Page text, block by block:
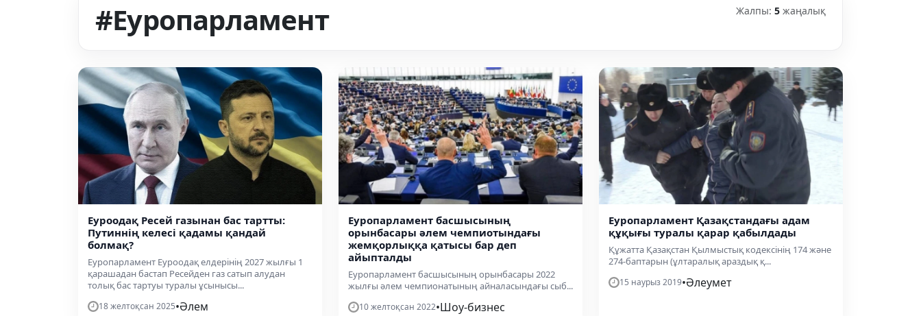
#Еуропарламент Жалпы: 5 жаңалық
Еуроодақ Ресей газынан бас тартты:
Путиннің келесі қадамы қандай
болмақ?
Еуропарламент Еуроодақ елдерінің 2027 жылғы 1
қарашадан бастап Ресейден газ сатып алудан
толық бас тартуы туралы ұсынысы...
18 желтоқсан 2025•Әлем
Еуропарламент басшысының
орынбасары әлем чемпиотындағы
жемқорлыққа қатысы бар деп
айыпталды
Еуропарламент басшысының орынбасары 2022
жылғы әлем чемпионатының айналасындағы сыб...
10 желтоқсан 2022•Шоу-бизнес
Еуропарламент Қазақстандағы адам
құқығы туралы қарар қабылдады
Құжатта Қазақстан Қылмыстық кодексінің 174 және
274-баптарын (ұлтаралық араздық қ...
15 наурыз 2019•Әлеумет